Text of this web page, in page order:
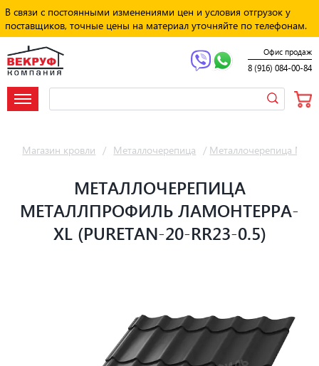
В связи с постоянными изменениями цен и условия отгрузок у
поставщиков, точные цены на материал уточняйте по телефонам.
Офис продаж
8 (916) 084-00-84
Магазин кровли / Металлочерепица / Металлочерепица
МЕТАЛЛОЧЕРЕПИЦА
МЕТАЛЛПРОФИЛЬ ЛАМОНТЕРРА-
XL (PURETAN-20-RR23-0.5)